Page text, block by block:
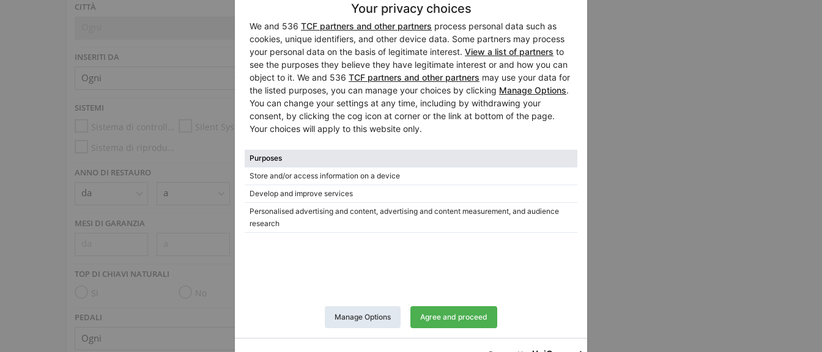
CITTÀ
INSERITI DA
SISTEMI
Sistema di controllo dell’umidità
Silent System
Sistema di riproduzione (es. Disklavier, PianoDisc)
ANNO DI RESTAURO
MESI DI GARANZIA
TOP DI CHIAVI NATURALI
Sì No
PEDALI